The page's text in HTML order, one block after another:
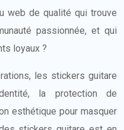
web de qualité qui trouve
passionnée, et qui
loyaux ?
les stickers guitare
la protection de
esthétique pour masquer